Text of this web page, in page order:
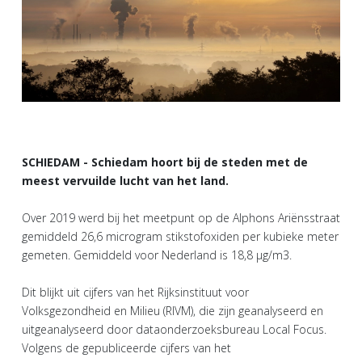
SCHIEDAM - Schiedam hoort bij de steden met de
meest vervuilde lucht van het land.
Over 2019 werd bij het meetpunt op de Alphons Ariënsstraat
gemiddeld 26,6 microgram stikstofoxiden per kubieke meter
gemeten. Gemiddeld voor Nederland is 18,8 μg/m3.
Dit blijkt uit cijfers van het Rijksinstituut voor
Volksgezondheid en Milieu (RIVM), die zijn geanalyseerd en
uitgeanalyseerd door dataonderzoeksbureau Local Focus.
Volgens de gepubliceerde cijfers van het